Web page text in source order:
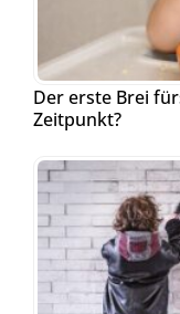
Der erste Brei
Zeitpunkt?